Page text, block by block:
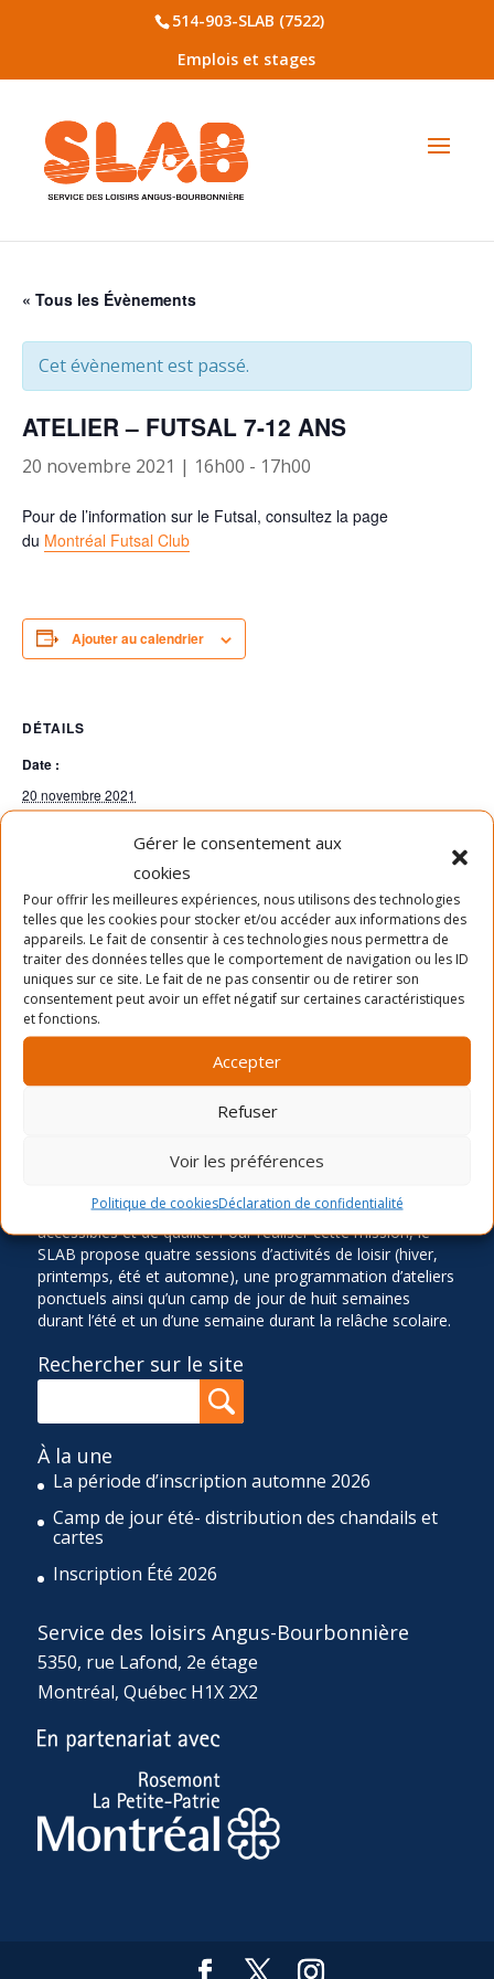
Gérer le consentement aux
cookies
Pour offrir les meilleures expériences, nous utilisons des technologies
telles que les cookies pour stocker et/ou accéder aux informations des
appareils. Le fait de consentir à ces technologies nous permettra de
traiter des données telles que le comportement de navigation ou les ID
uniques sur ce site. Le fait de ne pas consentir ou de retirer son
consentement peut avoir un effet négatif sur certaines caractéristiques
et fonctions.
Accepter
Refuser
Voir les préférences
Politique de cookiesDéclaration de confidentialité
514-903-SLAB (7522)
Emplois et stages
« Tous les Évènements
Cet évènement est passé.
ATELIER – FUTSAL 7-12 ANS
20 novembre 2021 | 16h00 - 17h00
Pour de l’information sur le Futsal, consultez la page
du Montréal Futsal Club
Ajouter au calendrier
DÉTAILS
Date :
20 novembre 2021
ATELIER – INTRODUCTION À
L’IMPRO 6-12 ANS
ATELIER – ESSENTRICS (ÉTIREMENT
ET SOUPLESSE)
Ancré dans le quartier Rosemont depuis 1966, le Service
l’épanouissement et au bien-être de sa communauté en
sociocommunautaires et récréatives diversifiées,
accessibles et de qualité. Pour réaliser cette mission, le
SLAB propose quatre sessions d’activités de loisir (hiver,
printemps, été et automne), une programmation d’ateliers
ponctuels ainsi qu’un camp de jour de huit semaines
durant l’été et un d’une semaine durant la relâche scolaire.
Rechercher sur le site
À la une
La période d’inscription automne 2026
Camp de jour été- distribution des chandails et
cartes
Inscription Été 2026
Service des loisirs Angus-Bourbonnière
5350, rue Lafond, 2e étage
Montréal, Québec H1X 2X2